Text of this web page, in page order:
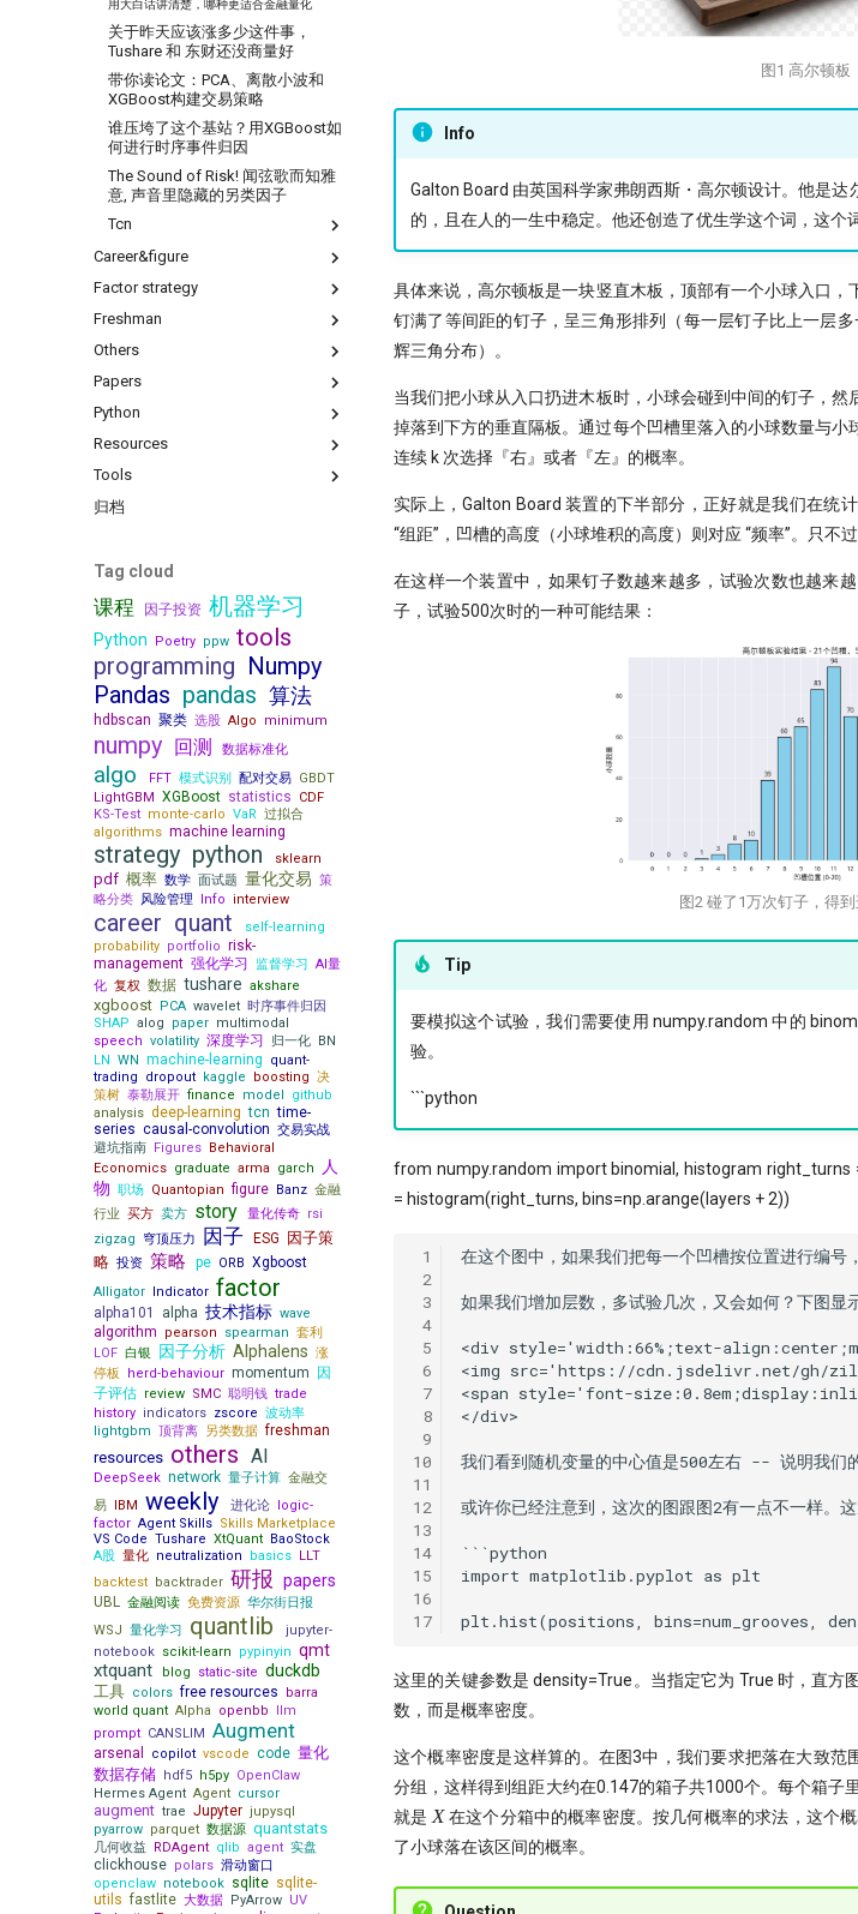
用大白话讲清楚，哪种更适合金融量化
关于昨天应该涨多少这件事，
Tushare 和 东财还没商量好
带你读论文：PCA、离散小波和
XGBoost构建交易策略
谁压垮了这个基站？用XGBoost如
何进行时序事件归因
The Sound of Risk! 闻弦歌而知雅
意, 声音里隐藏的另类因子
Tcn
60天，怎么搭起自己的量化学习
粮，它才能在实盘中活下来
量化模型中的 BN、LN 与 WN：
失效？
Kaggle 表格赛里，XGBoost 为
什么总有竞争力？
如何设计一个能活过黄金黑天鹅
残差连接：深度学习成功的关键
---
一个散户自学量化的 20 个月
很多人学量化，第一步就走错了
一个很强的股票智能分析系统
聊聊 TCN：一种更清晰的时间序
列解构方式
TCN 番外：回测高胜率与实盘失
效，AI 模型在金融市场的客观困
为什么我们需要因果卷积？
Career&figure
不小心杀入了量化赛道，现在该怎
念
在量化交易中，掌握
ARMA/GARCH 的重要性？
路！附历年比赛资料
金融/计量专业，硕士论文怎么确
定研究课题？
反抗者的崛起！Fawce 和
Quantopian 的量化之路
我之为我，有路可寻：量化传奇
Max Dama 的非典型量化之路
牛人太多：小市值因子之父，毕业
论文被大佬狂怼
Successfully starting a career in
quant research
金融行业买方与卖方：利润与稳定
性的背后逻辑
硕士在读，如何才能入行量化交易
月亮和Pandas - Wes Mckinney的
传奇故事
找校友！起底百亿私募创始人
追随美的指引-纪念西蒙斯
Factor strategy
1赔10！中证1000应该这样抄底
交割日魔咒？
7因子模型，除了规模、市场、动
量和价值，还有哪些？
不能求二阶导的metrics
不是好的objective
基于 XGBoost 的组合策略基本框
架
第42个因子:年化17.6%，15年累计
10倍
年终特稿：这个指标我愿称之为年
度最强发现
如果模型预测准确率超过85%，这
台印钞机应该值多少马内？
ESG策略初探-01
ESG评分多空投资策略：买ESG评
分高的公司真的能赚钱吗？（附分
层回测通用代码）
当交易员用上火箭科学！波和导数
检测出艾略特浪、双顶及及因子构
建
量化交易中的遗传算法
量化股票投资起手式
指数增强之
指数成份股信息挖掘
羊群效应及其因子化
后见之明！错过6个涨停之后的复
盘
球队和硬币因子
圣杯依然闪耀
节前迎来揪心一幕！谁来告诉我，
A股现在有没有低估？
涨到溢出！PEPE告诉我，大盘还能
涨几多？
白银大涨引发的量化套利策略
Alphalens 因子分析 - 以低换手率
因子为例(1)
Alphalens因子分析(2) - low
turnover秒杀98%的基金经理!
因子分析（3）- 都是坑！这么简单
的Alpha计算，竟然错了？！
Alphalens因子分析(4) -
Information Coefficient方法
龙凤呈祥：这种无底限炒作，如何
用量化方法发现它？
捕捉主力-最大成交量因子
Mispriced option
机器学习(XgBoost）预测顶和底
ORB! Alpha 达到年化 36%
7月：斜率动量因子表现回顾
左数效应 整数关口与光折射
Sharpe 5.5!遗憾规避因子
私募量化策略大盘点-2024年初
Santa Claus Rally
动能反转：二阶导动量因子年化
Alpha达到61%！
聪明钱概念策略，另一个价格行为
交易策略？
改用十进制！点差如何影响策略
时间会证明一切！抢头财（报）就
Freshman
问薪无愧！
Others
全球Windows机器蓝屏，作为量化
掘墓人，但中初级程序员是爬不出
来了
当我在星巴克连上家里的服务器，
IPV6，你是值得的
量子飞跃：汇丰银行债券交易可能
成为华尔街未来
机器的觉醒！人工智能风云激荡70
年
[0721] QuanTide Weekly
[0728] QuanTide Weekly
[0804] QuanTide Weekly
[0811] QuanTide Weekly
[0818] QuanTide Weekly
[0825] QuanTide Weekly
[0901] QuanTide Weekly
[0908] QuanTide Weekly
[0915] QuanTide Weekly
[0922] QuanTide Weekly
[0929] QuanTide Weekly
[1013] QuanTide Weekly
[1020] QuanTide Weekly
[1027] QuanTide Weekly
[1103] QuanTide Weekly
普校逆袭天花板 进化论王一平：有
逻辑的量化
做能调教AI的赛博老技师，量化人
也该开始装Skills了
量化投资黑话：深度解析“因子”及
其核心逻辑
Papers
『译研报03』Z变换改造均线，一
盘？
『译研报04』 年化25%的策略到底
有没有翻车？
『匡醍译研报 01』 驯龙高手，从
股谚到量化因子的工程化落地
『匡醍译研报 02』 驯龙高手，从
股谚到量化因子的工程化落地
如何获取免费的华尔街日报的文章
把研报『翻译』成代码，80%的工
作都在这篇文章里讲了
Python
只廖廖数行，但很惊艳的代码
为什么量化人应该使用duckdb？
Jupyter Notebook中如何设置环境
变量？
4k stars! 如何实现按拼音首字母查
询证券代码？
10 月 24 日，庆祝码农节！Python
刚刚发布了 3.13 版本
提速100倍！QMT复权因子高效算
法
2024年，免费博客赚钱方案
给Pandas找个搭子，用SQL玩转
Dataframe!
Resources
一些和颜色相关的网站
Barra风险模型构建完全指南
论如何白嫖论文
量化金融人都在看哪些顶刊
Tools
你可能不知道的8个IPython技巧
OpenBB 实战！轻松获取海外市场
数据
不只是另一个量化轮子，
AlphaSuite还带来了CANSLIM模型
的提示词
Augment随手记
如何免登录重启miniqmt?
Don't fly solo! 量化人如何使用AI工
具
里程碑！DuckDB 发布 1.0
高效量化编程: Mask Array应用和
find_runs
Pandas高级技巧-1
高效量化编程: Pandas 的多级索引
12个参数，48个组合，这么复杂的
函数怎么学？
200倍速！基于 HDF5 的证券数据
存储
既生瑜 何生亮！ Hermes Agent究
竟怎么样？
试过 Cursor 和 Trae 之后，我如何
用 Augment 完成了一个复杂项目
量化人如何用好Jupyter环境？
（一）
量化人如何用好 Jupyter？（二）
Pandas连续涨停统计
存了50TB！pyarrow + parquet
xtquant 中的板块数据
量化数据免费方案之 QMT
算收益，用算术平均好还是几何平
均好?
原作者失联8个月，我们接手维护
后他突然回来了
Quantstats Reloaded
微软 RD-Agent：量化人的 AI 研发
搭档
量化实盘接口
ClickHouse: One table to rule them
all!
QMT/XtQuant 之开发环境篇
前后复权都不对，动态复权又太
贵！一文揭示策略失败的根本原因
龙虾流量太贵？ 我一招搞定每天
7500万词元
致命的 ID -- DuckDB 中的
Returning 子句之谜
睽违17年，ta-lib重装出发！
量化研究员如何写一手好代码
量子计算能否重构量化金融未来？
为了机器能学习，我标注了 2 万条
行情数据
21天驯化AI打工仔
21天驯化AI打工仔 - 我如何获取
2026十大量化技术
归档
Tag cloud
课程 因子投资 机器学习
Python Poetry ppw tools
programming Numpy
Pandas pandas 算法
hdbscan 聚类 选股 Algo minimum
numpy 回测 数据标准化
algo FFT 模式识别 配对交易 GBDT
LightGBM XGBoost statistics
CDF
KS-Test monte-carlo VaR 过拟合
algorithms machine learning
strategy python sklearn
pdf 概率 数学 面试题 量化交易 策
略分类 风险管理 Info interview
career quant
self-learning
probability portfolio risk-
management 强化学习 监督学习 AI量
化 复权 数据 tushare akshare
xgboost PCA wavelet 时序事件归因
SHAP alog paper multimodal
speech volatility 深度学习 归一化 BN
LN WN machine-learning
quant-
trading dropout kaggle boosting 决
策树 泰勒展开 finance model github
analysis deep-learningtcntime-
series causal-convolution 交易实战
避坑指南 Figures Behavioral
Economics graduate arma garch
人
物 职场 Quantopianfigure Banz 金融
行业 买方 卖方 story 量化传奇 rsi
zigzag 穹顶压力 因子 ESG 因子策
略 投资 策略 pe ORB Xgboost
Alligator Indicator factor
alpha101 alpha 技术指标 wave
algorithm pearson spearman 套利
LOF 白银 因子分析 Alphalens 涨
停板 herd-behaviour momentum 因
子评估 review SMC 聪明钱 trade
history indicators zscore 波动率
lightgbm 顶背离 另类数据freshman
resources others AI
DeepSeek network 量子计算 金融交
易 IBM weekly 进化论 logic-
factor Agent Skills Skills Marketplace
VS Code Tushare XtQuant BaoStock
A股 量化 neutralization basics LLT
backtest backtrader 研报 papers
UBL 金融阅读 免费资源 华尔街日报
WSJ 量化学习 quantlib
jupyter-
notebook scikit-learn pypinyin qmt
xtquant blog static-site duckdb
工具 colorsfree resources
barra
world quant Alpha openbb llm
prompt CANSLIM Augment
arsenal copilot vscode code 量化
数据存储 hdf5 h5py OpenClaw
Hermes Agent Agent cursor
augment trae Jupyter jupysql
pyarrow parquet 数据源 quantstats
几何收益 RDAgent qlib agent 实盘
clickhouse polars 滑动窗口
openclaw notebook sqlite sqlite-
utilsfastlite 大数据 PyArrow UV
图1 高尔顿板
Info
Galton Board 由英国科学家弗朗西斯・高尔顿设计。他是
的，且在人的一生中稳定。他还创造了优生学这个词，这个
具体来说，高尔顿板是一块竖直木板，顶部有一个小球入口
钉满了等间距的钉子，呈三角形排列（每一层钉子比上一层
辉三角分布）。
当我们把小球从入口扔进木板时，小球会碰到中间的钉子，
掉落到下方的垂直隔板。通过每个凹槽里落入的小球数量与小
连续 k 次选择『右』或者『左』的概率。
实际上，Galton Board 装置的下半部分，正好就是我们在统
“组距”，凹槽的高度（小球堆积的高度）则对应 “频率”。只不
在这样一个装置中，如果钉子数越来越多，试验次数也越来
子，试验500次时的一种可能结果：
图2 碰了1万次钉子，得到
Tip
要模拟这个试验，我们需要使用 numpy.random 中的
验。
```python
from numpy.random import binomial, histogram right_turns
= histogram(right_turns, bins=np.arange(layers + 2))
1
2
3
4
5
6
7
8
9
10
11
12
13
14
15
16
17
在这个图中，如果我们把每一个凹槽按位置进行编
如果我们增加层数，多试验几次，又会如何？下图显
<div style='width:66%;text-
<img src='https://cdn.jsdelivr.net/gh/
<span style='font-
</div>
我们看到随机变量的中心值是500左右 -- 说明我们
或许你已经注意到，这次的图跟图2有一点不一样。
```python
import matplotlib.pyplot as plt
这里的关键参数是 density=True。当指定它为 True 时，直方
数，而是概率密度。
这个概率密度是这样算的。在图3中，我们要求把落在大致
分组，这样得到组距大约在0.147的箱子共1000个。每个箱子
就是 X
X在这个分箱中的概率密度。按几何概率的求法，这个
了小球落在该区间的概率。